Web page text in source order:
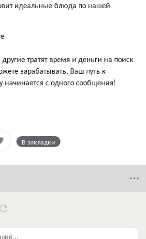
идеальные блюда по нашей
тратят время и деньги на поиск
зарабатывать. Ваш путь к
начинается с одного сообщения!
В закладки